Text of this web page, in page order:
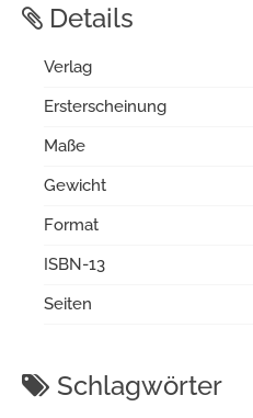
Details
Verlag
Ersterscheinung
Maße
Gewicht
Format
ISBN-13
Seiten
Schlagwörter